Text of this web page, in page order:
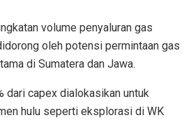
volume penyaluran gas
oleh potensi permintaan gas
di Sumatera dan Jawa.
dari capex dialokasikan untuk
hulu seperti eksplorasi di WK